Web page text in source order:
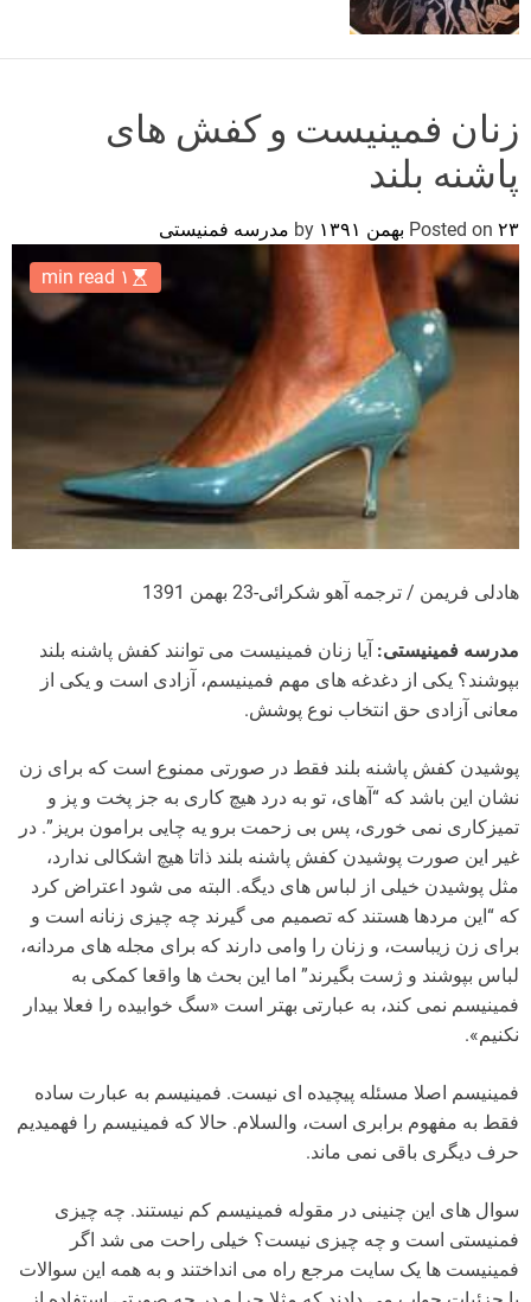
d
e
زنان فمینیست و کفش های
پاشنه بلند
Posted on ۲۳ بهمن ۱۳۹۱ مدرسه فمنیستی
۱ min read
هادلی فریمن / ترجمه آهو شکرائی-23 بهمن 1391
مدرسه فمینیستی: آیا زنان فمینیست می توانند کفش پاشنه بلند
بپوشند؟ یکی از دغدغه های مهم فمینیسم، آزادی است و یکی از
معانی آزادی حق انتخاب نوع پوشش.
پوشیدن کفش پاشنه بلند فقط در صورتی ممنوع است که برای زن
نشان این باشد که “آهای، تو به درد هیچ کاری به جز پخت و پز و
تمیزکاری نمی خوری، پس بی زحمت برو یه چایی برامون بریز”. در
غیر این صورت پوشیدن کفش پاشنه بلند ذاتا هیچ اشکالی ندارد،
مثل پوشیدن خیلی از لباس های دیگه. البته می شود اعتراض کرد
که “این مردها هستند که تصمیم می گیرند چه چیزی زنانه است و
برای زن زیباست، و زنان را وامی دارند که برای مجله های مردانه،
لباس بپوشند و ژست بگیرند” اما این بحث ها واقعا کمکی به
فمینیسم نمی کند، به عبارتی بهتر است «سگ خوابیده را فعلا بیدار
نکنیم».
فمینیسم اصلا مسئله پیچیده ای نیست. فمینیسم به عبارت ساده
فقط به مفهوم برابری است، والسلام. حالا که فمینیسم را فهمیدیم
حرف دیگری باقی نمی ماند.
سوال های این چنینی در مقوله فمینیسم کم نیستند. چه چیزی
فمنیستی است و چه چیزی نیست؟ خیلی راحت می شد اگر
فمینیست ها یک سایت مرجع راه می انداختند و به همه این سوالات